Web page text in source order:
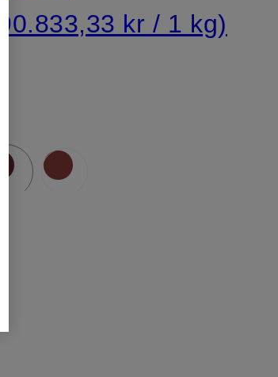
kr / 1 kg)